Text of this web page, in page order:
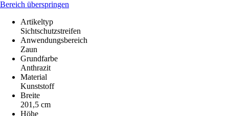
Bereich überspringen
Artikeltyp
Sichtschutzstreifen
Anwendungsbereich
Zaun
Grundfarbe
Anthrazit
Material
Kunststoff
Breite
201,5 cm
Höhe